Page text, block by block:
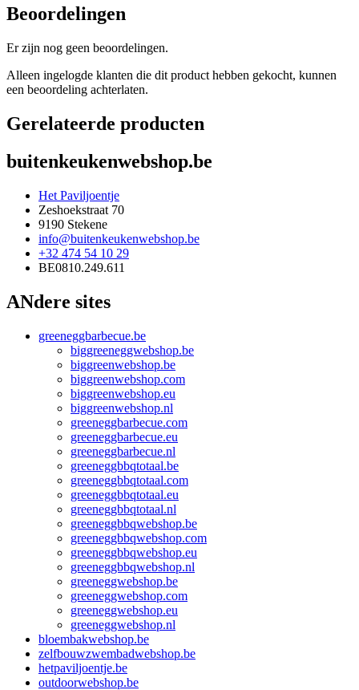
Beoordelingen
Er zijn nog geen beoordelingen.
Alleen ingelogde klanten die dit product hebben gekocht, kunnen
een beoordeling achterlaten.
Gerelateerde producten
buitenkeukenwebshop.be
Het Paviljoentje
Zeshoekstraat 70
9190 Stekene
info@buitenkeukenwebshop.be
+32 474 54 10 29
BE0810.249.611
ANdere sites
greeneggbarbecue.be
biggreeneggwebshop.be
biggreenwebshop.be
biggreenwebshop.com
biggreenwebshop.eu
biggreenwebshop.nl
greeneggbarbecue.com
greeneggbarbecue.eu
greeneggbarbecue.nl
greeneggbbqtotaal.be
greeneggbbqtotaal.com
greeneggbbqtotaal.eu
greeneggbbqtotaal.nl
greeneggbbqwebshop.be
greeneggbbqwebshop.com
greeneggbbqwebshop.eu
greeneggbbqwebshop.nl
greeneggwebshop.be
greeneggwebshop.com
greeneggwebshop.eu
greeneggwebshop.nl
bloembakwebshop.be
zelfbouwzwembadwebshop.be
hetpaviljoentje.be
outdoorwebshop.be